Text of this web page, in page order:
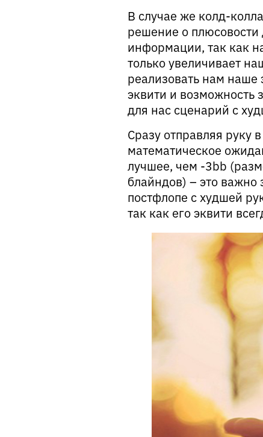
В случае же колд-
решение о
информации, так как
только увеличивает
реализовать нам
эквити и возможность
для нас сценарий с
Сразу отправляя руку
математическое
лучшее, чем -3bb
блайндов) – это
постфлопе с худшей
так как его эквити